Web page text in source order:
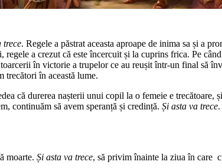
trece. Regele a păstrat aceasta aproape de inima sa și a
a crezut că este încercuit și la cuprins frica. Pe
în victorie a trupelor ce au reușit într-un final să
trecători în această lume.
că durerea nașterii unui copil la o femeie e trecătoare,
continuăm să avem speranță și credință. Și asta va trece
moarte. Și asta va trece, să privim înainte la ziua în care